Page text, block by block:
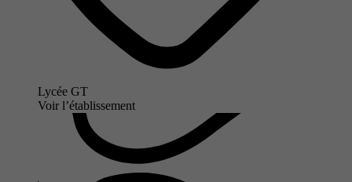
Lycée GT
Voir l’établissement